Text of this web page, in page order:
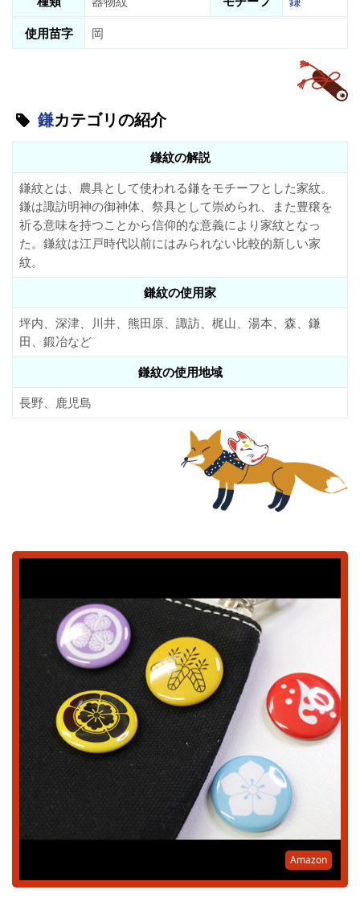
使用苗字
岡
鎌カテゴリの紹介
鎌紋の解説
鎌紋とは、農具として使われる鎌をモチーフとした家紋。
鎌は諏訪明神の御神体、祭具として崇められ、また豊穣を
祈る意味を持つことから信仰的な意義により家紋となっ
た。鎌紋は江戸時代以前にはみられない比較的新しい家
紋。
鎌紋の使用家
坪内、深津、川井、熊田原、諏訪、梶山、湯本、森、鎌
田、鍛冶など
鎌紋の使用地域
長野、鹿児島
Amazon